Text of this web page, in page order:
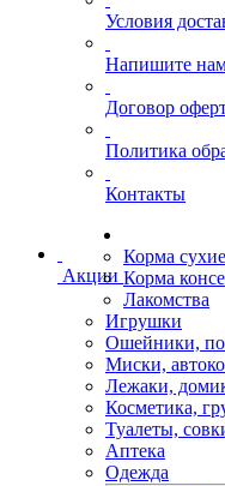
Условия
Напишите
Договор
Политика
Контакты
Акции
Корма сухие
Корма
Лакомства
Игрушки
Ошейники,
Миски,
Лежаки,
Косметика,
Туалеты,
Аптека
Одежда